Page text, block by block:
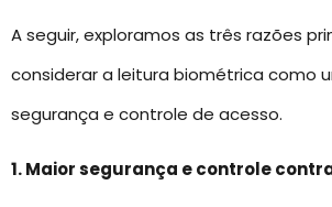
A seguir, exploramos as três razões
considerar a leitura biométrica como
segurança e controle de acesso.
1. Maior segurança e controle